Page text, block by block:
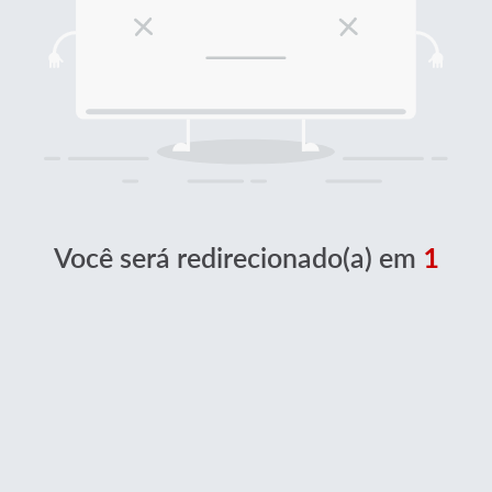
Você será redirecionado(a) em 1